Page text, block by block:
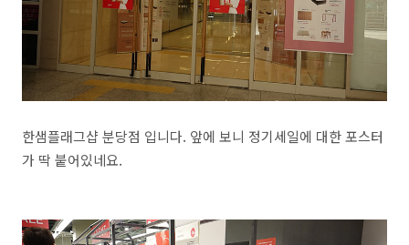
한샘플래그샵 분당점 입니다. 앞에 보니 정기세일에 대한 포스터
가 딱 붙어있네요.